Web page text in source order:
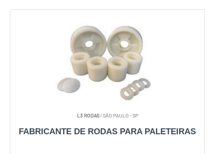
L3 RODAS/ SÃO PAULO - SP
FABRICANTE DE RODAS PARA PALETEIRAS